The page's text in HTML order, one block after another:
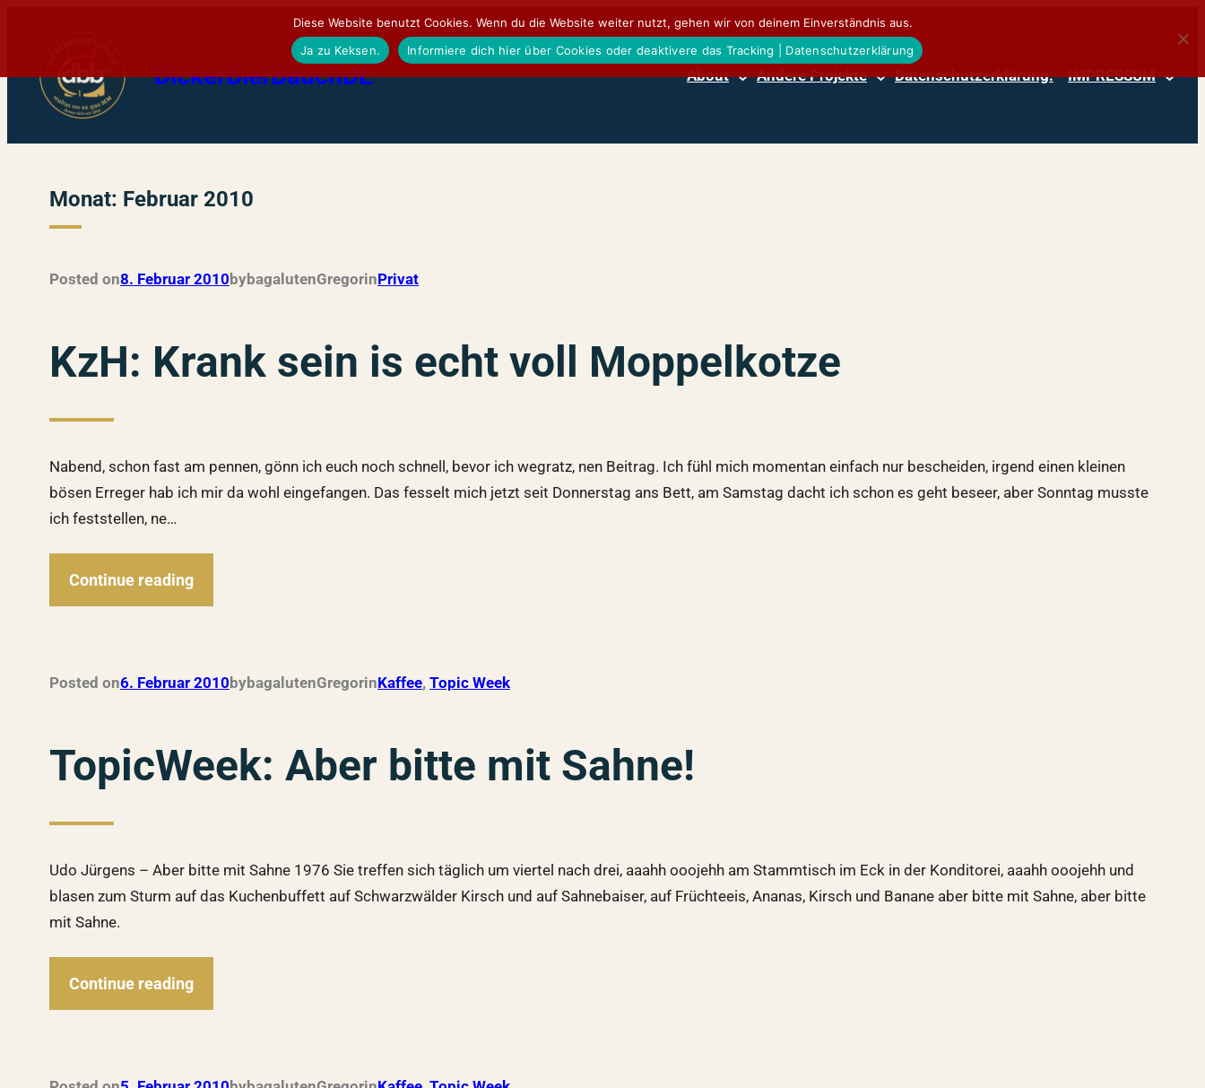
DickerBierBauchDE About Andere Projekte Datenschutzerklärung: IMPRESSUM
Monat: Februar 2010
Posted on8. Februar 2010 bybagalutenGregorinPrivat
KzH: Krank sein is echt voll Moppelkotze
Nabend, schon fast am pennen, gönn ich euch noch schnell, bevor ich wegratz, nen Beitrag. Ich fühl mich momentan einfach nur bescheiden, irgend einen kleinen
bösen Erreger hab ich mir da wohl eingefangen. Das fesselt mich jetzt seit Donnerstag ans Bett, am Samstag dacht ich schon es geht beseer, aber Sonntag musste
ich feststellen, ne…
Continue reading
Posted on6. Februar 2010 bybagalutenGregorinKaffee, Topic Week
TopicWeek: Aber bitte mit Sahne!
Udo Jürgens – Aber bitte mit Sahne 1976 Sie treffen sich täglich um viertel nach drei, aaahh ooojehh am Stammtisch im Eck in der Konditorei, aaahh ooojehh und
blasen zum Sturm auf das Kuchenbuffett auf Schwarzwälder Kirsch und auf Sahnebaiser, auf Früchteeis, Ananas, Kirsch und Banane aber bitte mit Sahne, aber bitte
mit Sahne.
Continue reading
Diese Website benutzt Cookies. Wenn du die Website weiter nutzt, gehen wir von deinem Einverständnis aus.
Ja zu Keksen.
Informiere dich hier über Cookies oder deaktivere das Tracking | Datenschutzerklärung